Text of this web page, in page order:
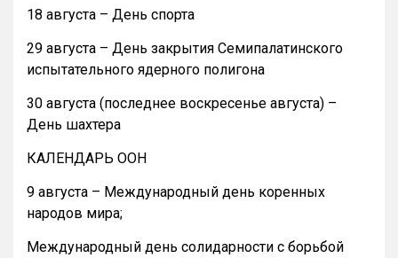
18 августа – День спорта
29 августа – День закрытия Семипалатинского
испытательного ядерного полигона
30 августа (последнее воскресенье августа) –
День шахтера
КАЛЕНДАРЬ ООН
9 августа – Международный день коренных
народов мира;
Международный день солидарности с борьбой